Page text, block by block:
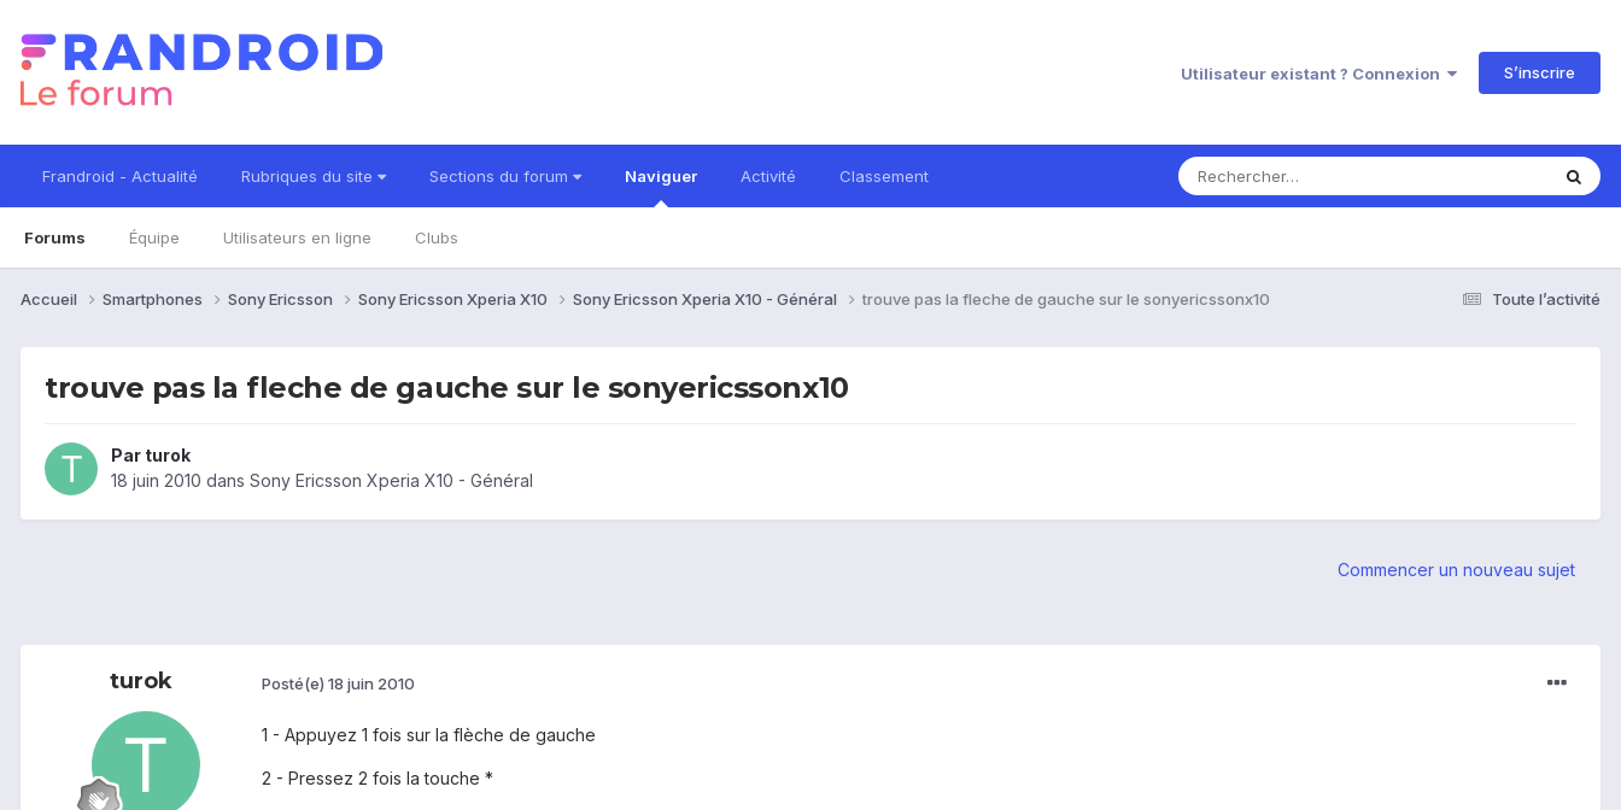
Utilisateur existant ? Connexion S’inscrire
Frandroid - Actualité Rubriques du site Sections du forum Naviguer
Forums Équipe Utilisateurs en ligne Clubs
Activité Classement
Toute l’activité
Accueil Smartphones Sony Ericsson Sony Ericsson Xperia X10 Sony Ericsson Xperia X10 - Général trouve pas la fleche de gauche sur le sonyericssonx10
trouve pas la fleche de gauche sur le sonyericssonx10
Par turok
18 juin 2010 dans Sony Ericsson Xperia X10 - Général
Commencer un nouveau sujet
turok Posté(e) 18 juin 2010
1 - Appuyez 1 fois sur la flèche de gauche
2 - Pressez 2 fois la touche *